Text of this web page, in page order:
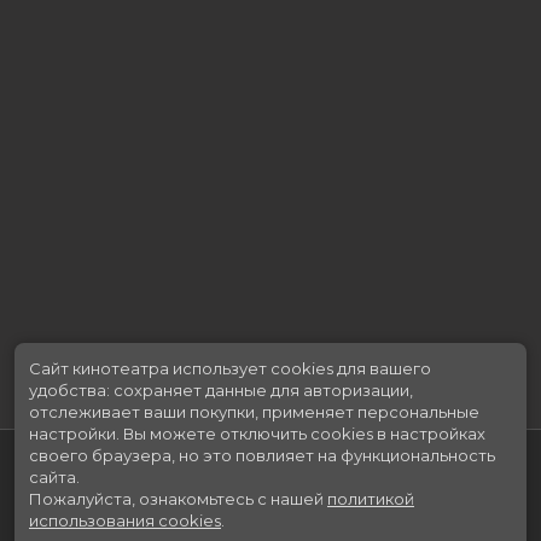
Сайт кинотеатра использует cookies для вашего
удобства: сохраняет данные для авторизации,
отслеживает ваши покупки, применяет персональные
настройки. Вы можете отключить cookies в настройках
своего браузера, но это повлияет на функциональность
сайта.
Пожалуйста, ознакомьтесь с нашей политикой
использования cookies